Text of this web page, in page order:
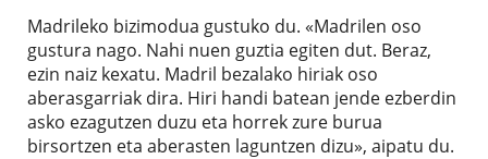
Madrileko bizimodua gustuko du. «Madrilen oso
gustura nago. Nahi nuen guztia egiten dut. Beraz,
ezin naiz kexatu. Madril bezalako hiriak oso
aberasgarriak dira. Hiri handi batean jende ezberdin
asko ezagutzen duzu eta horrek zure burua
birsortzen eta aberasten laguntzen dizu», aipatu du.